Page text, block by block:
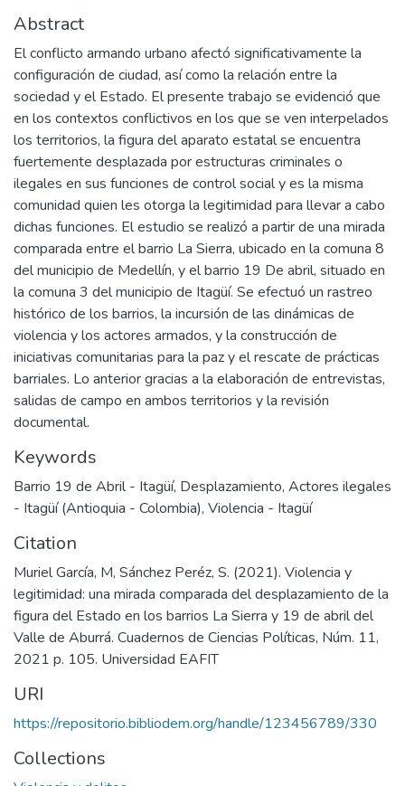
Abstract
El conflicto armando urbano afectó significativamente la
configuración de ciudad, así como la relación entre la
sociedad y el Estado. El presente trabajo se evidenció que
en los contextos conflictivos en los que se ven interpelados
los territorios, la figura del aparato estatal se encuentra
fuertemente desplazada por estructuras criminales o
ilegales en sus funciones de control social y es la misma
comunidad quien les otorga la legitimidad para llevar a cabo
dichas funciones. El estudio se realizó a partir de una mirada
comparada entre el barrio La Sierra, ubicado en la comuna 8
del municipio de Medellín, y el barrio 19 De abril, situado en
la comuna 3 del municipio de Itagüí. Se efectuó un rastreo
histórico de los barrios, la incursión de las dinámicas de
violencia y los actores armados, y la construcción de
iniciativas comunitarias para la paz y el rescate de prácticas
barriales. Lo anterior gracias a la elaboración de entrevistas,
salidas de campo en ambos territorios y la revisión
documental.
Keywords
Barrio 19 de Abril - Itagüí, Desplazamiento, Actores ilegales
- Itagüí (Antioquia - Colombia), Violencia - Itagüí
Citation
Muriel García, M, Sánchez Peréz, S. (2021). Violencia y
legitimidad: una mirada comparada del desplazamiento de la
figura del Estado en los barrios La Sierra y 19 de abril del
Valle de Aburrá. Cuadernos de Ciencias Políticas, Núm. 11,
2021 p. 105. Universidad EAFIT
URI
https://repositorio.bibliodem.org/handle/123456789/330
Collections